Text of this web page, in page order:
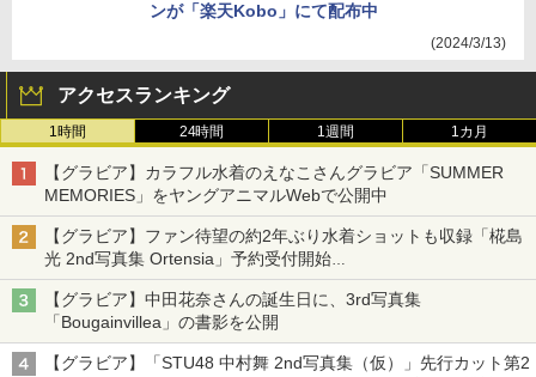
ンが「楽天Kobo」にて配布中
(2024/3/13)
アクセスランキング
1時間 24時間 1週間 1カ月
【グラビア】カラフル水着のえなこさんグラビア「SUMMER
MEMORIES」をヤングアニマルWebで公開中
【グラビア】ファン待望の約2年ぶり水着ショットも収録「椛島
光 2nd写真集 Ortensia」予約受付開始
10月30日発売
【グラビア】中田花奈さんの誕生日に、3rd写真集
「Bougainvillea」の書影を公開
【グラビア】「STU48 中村舞 2nd写真集（仮）」先行カット第2